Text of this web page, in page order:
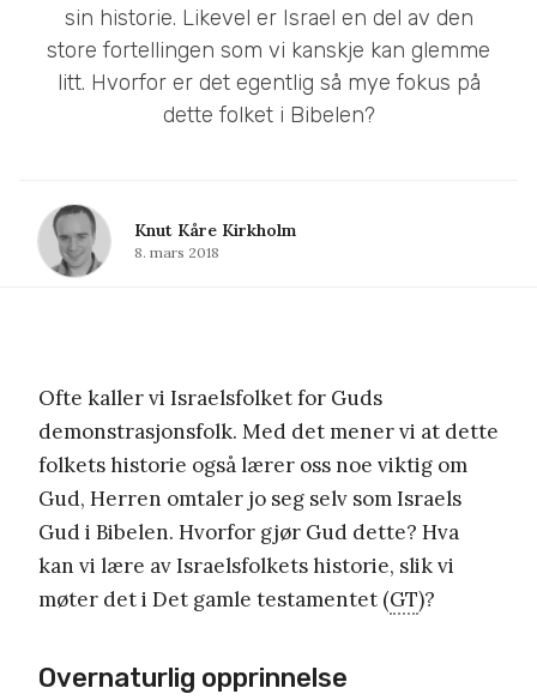
sin historie. Likevel er Israel en del av den
store fortellingen som vi kanskje kan glemme
litt. Hvorfor er det egentlig så mye fokus på
dette folket i Bibelen?
Knut Kåre Kirkholm
8. mars 2018
Ofte kaller vi Israelsfolket for Guds
demonstrasjonsfolk. Med det mener vi at dette
folkets historie også lærer oss noe viktig om
Gud, Herren omtaler jo seg selv som Israels
Gud i Bibelen. Hvorfor gjør Gud dette? Hva
kan vi lære av Israelsfolkets historie, slik vi
møter det i Det gamle testamentet (GT)?
Overnaturlig opprinnelse